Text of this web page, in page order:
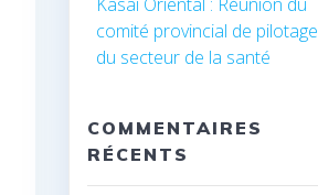
comité provincial de pilotage
du secteur de la santé
COMMENTAIRES
RÉCENTS